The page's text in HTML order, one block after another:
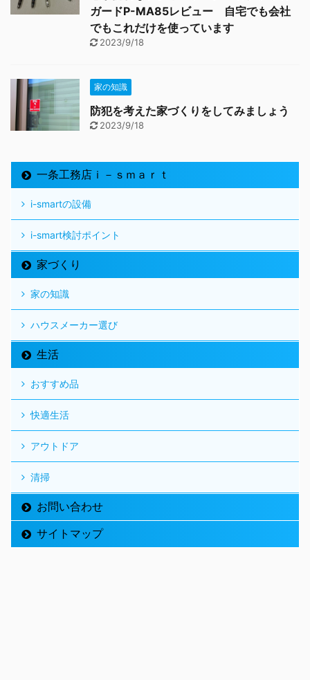
ガードP-MA85レビュー 自宅でも会社
でもこれだけを使っています
2023/9/18
家の知識
防犯を考えた家づくりをしてみましょう
2023/9/18
一条工務店ｉ－ｓｍａｒｔ
i-smartの設備
i-smart検討ポイント
家づくり
家の知識
ハウスメーカー選び
生活
おすすめ品
快適生活
アウトドア
清掃
お問い合わせ
サイトマップ